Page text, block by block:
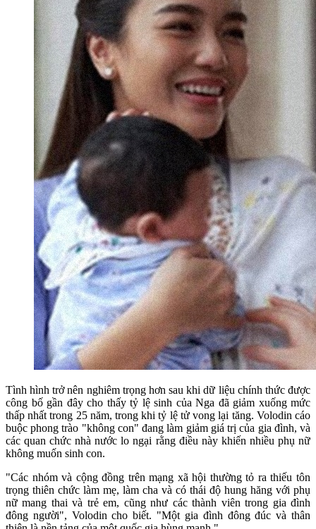
Tình hình trở nên nghiêm trọng hơn sau khi dữ liệu chính thức được
công bố gần đây cho thấy tỷ lệ sinh của Nga đã giảm xuống mức
thấp nhất trong 25 năm, trong khi tỷ lệ tử vong lại tăng. Volodin cáo
buộc phong trào "không con" đang làm giảm giá trị của gia đình, và
các quan chức nhà nước lo ngại rằng điều này khiến nhiều phụ nữ
không muốn sinh con.
"Các nhóm và cộng đồng trên mạng xã hội thường tỏ ra thiếu tôn
trọng thiên chức làm mẹ, làm cha và có thái độ hung hăng với phụ
nữ mang thai và trẻ em, cũng như các thành viên trong gia đình
đông người", Volodin cho biết. "Một gia đình đông đúc và thân